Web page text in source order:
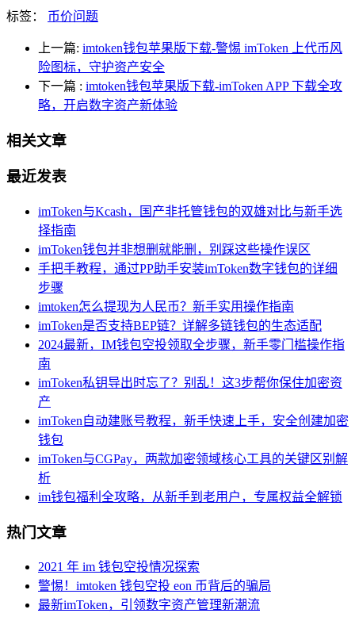
标签： 币价问题
上一篇: imtoken钱包苹果版下载-警惕 imToken 上代币风
险图标，守护资产安全
下一篇 : imtoken钱包苹果版下载-imToken APP 下载全攻
略，开启数字资产新体验
相关文章
最近发表
imToken与Kcash，国产非托管钱包的双雄对比与新手选
择指南
imToken钱包并非想删就能删，别踩这些操作误区
手把手教程，通过PP助手安装imToken数字钱包的详细
步骤
imtoken怎么提现为人民币？新手实用操作指南
imToken是否支持BEP链？详解多链钱包的生态适配
2024最新，IM钱包空投领取全步骤，新手零门槛操作指
南
imToken私钥导出时忘了？别乱！这3步帮你保住加密资
产
imToken自动建账号教程，新手快速上手，安全创建加密
钱包
imToken与CGPay，两款加密领域核心工具的关键区别解
析
im钱包福利全攻略，从新手到老用户，专属权益全解锁
热门文章
2021 年 im 钱包空投情况探索
警惕！imtoken 钱包空投 eon 币背后的骗局
最新imToken，引领数字资产管理新潮流